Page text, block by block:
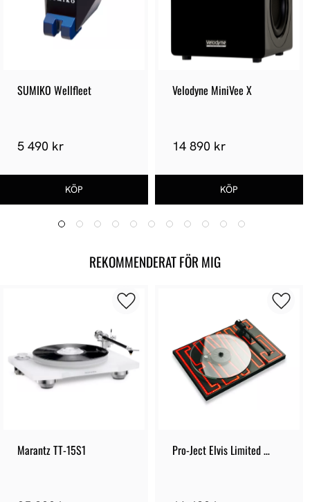
SUMIKO Wellfleet
5 490 kr
Velodyne MiniVee X
14 890 kr
REKOMMENDERAT FÖR MIG
Marantz TT-15S1 Pro-Ject Elvis Limited